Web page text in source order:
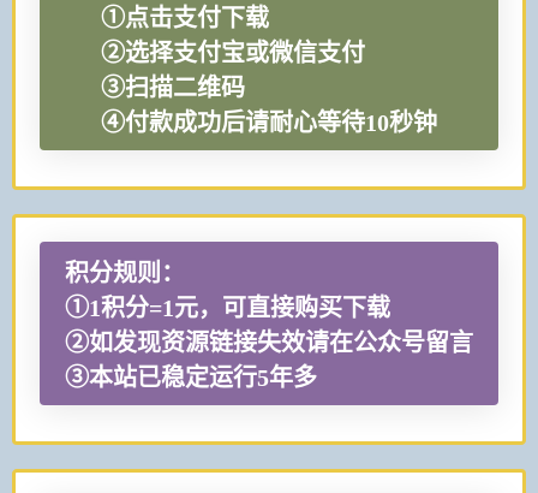
①点击支付下载
②选择支付宝或微信支付
③扫描二维码
④付款成功后请耐心等待10秒钟
积分规则：
①1积分=1元，可直接购买下载
②如发现资源链接失效请在公众号留言
③本站已稳定运行5年多